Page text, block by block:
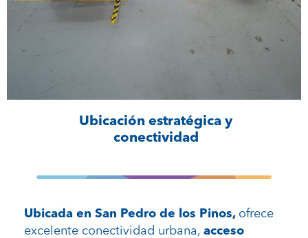
Ubicación estratégica y
conectividad
Ubicada en San Pedro de los Pinos, ofrece
excelente conectividad urbana, acceso